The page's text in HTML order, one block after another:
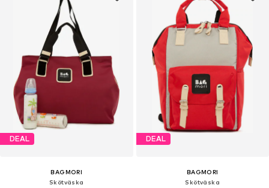
DEAL
BAGMORI
Skötväska
DEAL
BAGMORI
Skötväska